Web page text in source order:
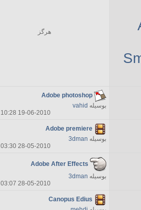
هرگز
Adobe photoshop
بوسیله vahid
19-06-2010
10:28 PM
Adobe premiere
بوسیله 3dman
28-05-2010
03:30 PM
Adobe After Effects
بوسیله 3dman
28-05-2010
03:07 PM
Canopus Edius